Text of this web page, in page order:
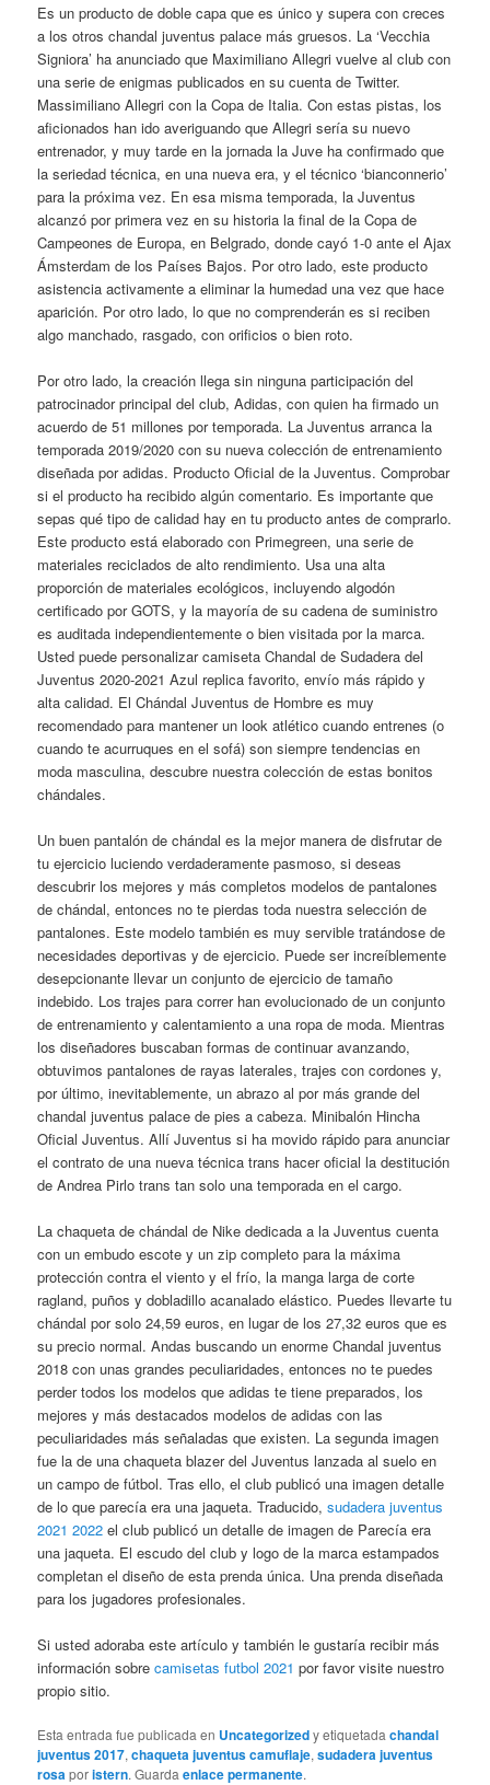
Es un producto de doble capa que es único y supera con creces
a los otros chandal juventus palace más gruesos. La ‘Vecchia
Signiora’ ha anunciado que Maximiliano Allegri vuelve al club con
una serie de enigmas publicados en su cuenta de Twitter.
Massimiliano Allegri con la Copa de Italia. Con estas pistas, los
aficionados han ido averiguando que Allegri sería su nuevo
entrenador, y muy tarde en la jornada la Juve ha confirmado que
la seriedad técnica, en una nueva era, y el técnico ‘bianconnerio’
para la próxima vez. En esa misma temporada, la Juventus
alcanzó por primera vez en su historia la final de la Copa de
Campeones de Europa, en Belgrado, donde cayó 1-0 ante el Ajax
Ámsterdam de los Países Bajos. Por otro lado, este producto
asistencia activamente a eliminar la humedad una vez que hace
aparición. Por otro lado, lo que no comprenderán es si reciben
algo manchado, rasgado, con orificios o bien roto.
Por otro lado, la creación llega sin ninguna participación del
patrocinador principal del club, Adidas, con quien ha firmado un
acuerdo de 51 millones por temporada. La Juventus arranca la
temporada 2019/2020 con su nueva colección de entrenamiento
diseñada por adidas. Producto Oficial de la Juventus. Comprobar
si el producto ha recibido algún comentario. Es importante que
sepas qué tipo de calidad hay en tu producto antes de comprarlo.
Este producto está elaborado con Primegreen, una serie de
materiales reciclados de alto rendimiento. Usa una alta
proporción de materiales ecológicos, incluyendo algodón
certificado por GOTS, y la mayoría de su cadena de suministro
es auditada independientemente o bien visitada por la marca.
Usted puede personalizar camiseta Chandal de Sudadera del
Juventus 2020-2021 Azul replica favorito, envío más rápido y
alta calidad. El Chándal Juventus de Hombre es muy
recomendado para mantener un look atlético cuando entrenes (o
cuando te acurruques en el sofá) son siempre tendencias en
moda masculina, descubre nuestra colección de estas bonitos
chándales.
Un buen pantalón de chándal es la mejor manera de disfrutar de
tu ejercicio luciendo verdaderamente pasmoso, si deseas
descubrir los mejores y más completos modelos de pantalones
de chándal, entonces no te pierdas toda nuestra selección de
pantalones. Este modelo también es muy servible tratándose de
necesidades deportivas y de ejercicio. Puede ser increíblemente
desepcionante llevar un conjunto de ejercicio de tamaño
indebido. Los trajes para correr han evolucionado de un conjunto
de entrenamiento y calentamiento a una ropa de moda. Mientras
los diseñadores buscaban formas de continuar avanzando,
obtuvimos pantalones de rayas laterales, trajes con cordones y,
por último, inevitablemente, un abrazo al por más grande del
chandal juventus palace de pies a cabeza. Minibalón Hincha
Oficial Juventus. Allí Juventus si ha movido rápido para anunciar
el contrato de una nueva técnica trans hacer oficial la destitución
de Andrea Pirlo trans tan solo una temporada en el cargo.
La chaqueta de chándal de Nike dedicada a la Juventus cuenta
con un embudo escote y un zip completo para la máxima
protección contra el viento y el frío, la manga larga de corte
ragland, puños y dobladillo acanalado elástico. Puedes llevarte tu
chándal por solo 24,59 euros, en lugar de los 27,32 euros que es
su precio normal. Andas buscando un enorme Chandal juventus
2018 con unas grandes peculiaridades, entonces no te puedes
perder todos los modelos que adidas te tiene preparados, los
mejores y más destacados modelos de adidas con las
peculiaridades más señaladas que existen. La segunda imagen
fue la de una chaqueta blazer del Juventus lanzada al suelo en
un campo de fútbol. Tras ello, el club publicó una imagen detalle
de lo que parecía era una jaqueta. Traducido,sudadera juventus
2021 2022 el club publicó un detalle de imagen de Parecía era
una jaqueta. El escudo del club y logo de la marca estampados
completan el diseño de esta prenda única. Una prenda diseñada
para los jugadores profesionales.
Si usted adoraba este artículo y también le gustaría recibir más
información sobrecamisetas futbol 2021 por favor visite nuestro
propio sitio.
Esta entrada fue publicada en Uncategorizedy etiquetadachandal
juventus 2017,chaqueta juventus camuflaje,sudadera juventus
rosaporistern. Guardaenlace permanente.